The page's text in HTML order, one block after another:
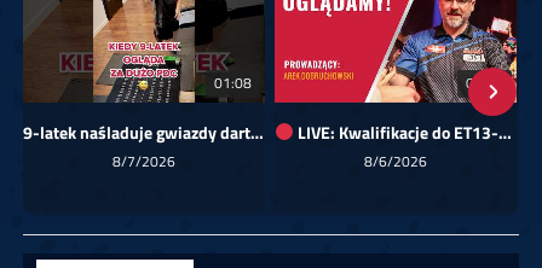
01:08
9-latek naśladuje gwiazdy darta!
8/7/2026
00:00
LIVE: Kwalifikacje do ET13-14 dla Europy Wschodniej
8/6/2026